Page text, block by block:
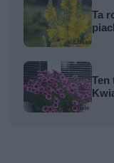
Ta
Ten